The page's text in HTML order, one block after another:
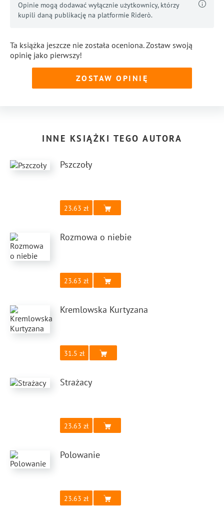
Opinie mogą dodawać wyłącznie użytkownicy, którzy
kupili daną publikację na platformie Riderò.
Ta książka jeszcze nie została oceniona. Zostaw swoją
opinię jako pierwszy!
ZOSTAW OPINIĘ
INNE KSIĄŻKI TEGO AUTORA
Pszczoły
23.63
Rozmowa o niebie
23.63
Kremlowska Kurtyzana
31.5
Strażacy
23.63
Polowanie
23.63